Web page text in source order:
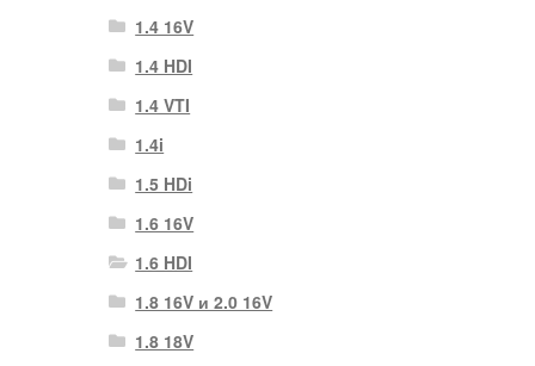
1.4 16V
1.4 HDI
1.4 VTI
1.4i
1.5 HDi
1.6 16V
1.6 HDI
1.8 16V и 2.0 16V
1.8 18V